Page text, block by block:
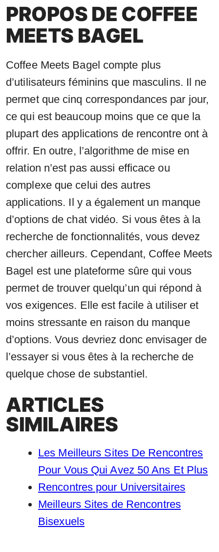
PROPOS DE COFFEE
MEETS BAGEL
Coffee Meets Bagel compte plus
d’utilisateurs féminins que masculins. Il ne
permet que cinq correspondances par jour,
ce qui est beaucoup moins que ce que la
plupart des applications de rencontre ont à
offrir. En outre, l’algorithme de mise en
relation n’est pas aussi efficace ou
complexe que celui des autres
applications. Il y a également un manque
d’options de chat vidéo. Si vous êtes à la
recherche de fonctionnalités, vous devez
chercher ailleurs. Cependant, Coffee Meets
Bagel est une plateforme sûre qui vous
permet de trouver quelqu’un qui répond à
vos exigences. Elle est facile à utiliser et
moins stressante en raison du manque
d’options. Vous devriez donc envisager de
l’essayer si vous êtes à la recherche de
quelque chose de substantiel.
ARTICLES
SIMILAIRES
Les Meilleurs Sites De Rencontres
Pour Vous Qui Avez 50 Ans Et Plus
Rencontres pour Universitaires
Meilleurs Sites de Rencontres
Bisexuels